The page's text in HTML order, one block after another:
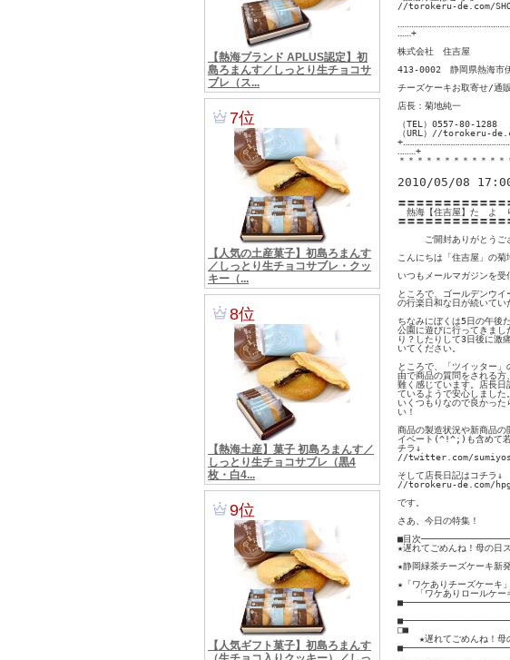
//torokeru-de.com/
‥‥‥+
株式会社　住吉屋
413-0002　静岡県熱海市
チーズケーキお取寄せ/通
店長：菊地純一
（TEL）0557-80-1288
（URL）//torokeru-
‥‥‥‥+
＊＊＊＊＊＊＊＊＊＊＊
2010/05/08
〓〓〓〓〓〓〓〓〓〓〓
熱海【住吉屋】た　よ　
〓〓〓〓〓〓〓〓〓〓〓
ご開封ありがとうござ
こんにちは「住吉屋」の菊
いつもメールマガジンを受
ところで、ゴールデンウ
の行楽日和な日が続いてい
ちなみにぼくは5日の午後
公園に遊びに行ってきま
り？したりして3日後に激
いてください。
ところで、「ツイッター
由で商品の質問をされる方
難く感じています。店長日
ているようで安心しました
いくつもりなので良かった
い！
商品の製造状況や新商品の
イベート(^!^;)も含めて若
チラ↓
//twitter.com/
そして店長日記はコチラ↓
//torokeru-de.com/
です。
さあ、今日の特集！
■目次
★遅れてごめんね！母の日
★静岡緑茶チーズケーキ新
★「ワケありチーズケーキ」
「ワケありロールケーキ
□■
★遅れてごめんね！母